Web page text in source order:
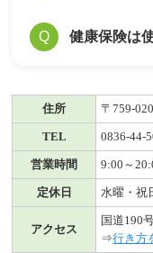
1. 骨格の歪
も、症状は
ないケース
3. 痛み・し
良くなって
しびれの感
いずれのケ
う方も、症
ださい。
A
当院では痛
Q 健康保険は
A
当院は自由
み保険適応
住所 〒759-
TEL 0836-44-
営業時間 9:00～
定休日 水曜・祝
アクセス
国道190
⇒行き方